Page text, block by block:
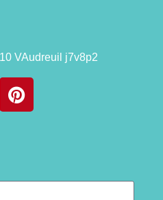
VAudreuil j7v8p2